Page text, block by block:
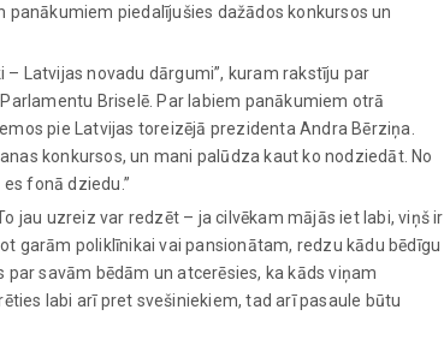
panākumiem piedalījušies dažādos konkursos un
– Latvijas novadu dārgumi”, kuram rakstīju par
Briselē. Par labiem panākumiem otrā
pie Latvijas toreizējā prezidenta Andra Bērziņa.
konkursos, un mani palūdza kaut ko nodziedāt. No
fonā dziedu.”
jau uzreiz var redzēt – ja cilvēkam mājās iet labi, viņš ir
garām poliklīnikai vai pansionātam, redzu kādu bēdīgu
savām bēdām un atcerēsies, ka kāds viņam
labi arī pret svešiniekiem, tad arī pasaule būtu